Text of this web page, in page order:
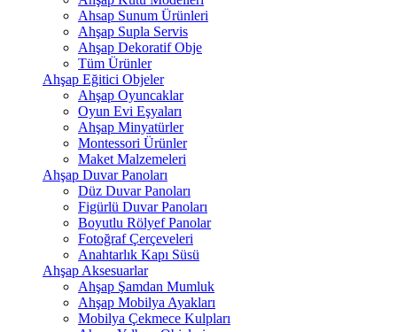
Ahsap Sunum Ürünleri
Ahşap Supla Servis
Ahşap Dekoratif Obje
Tüm Ürünler
Ahşap Eğitici Objeler
Ahşap Oyuncaklar
Oyun Evi Eşyaları
Ahşap Minyatürler
Montessori Ürünler
Maket Malzemeleri
Ahşap Duvar Panoları
Düz Duvar Panoları
Figürlü Duvar Panoları
Boyutlu Rölyef Panolar
Fotoğraf Çerçeveleri
Anahtarlık Kapı Süsü
Ahşap Aksesuarlar
Ahşap Şamdan Mumluk
Ahşap Mobilya Ayakları
Mobilya Çekmece Kulpları